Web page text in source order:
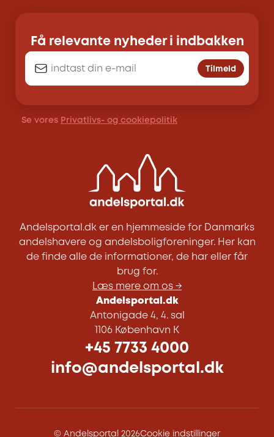
Få relevante nyheder i indbakken
Tilmeld
Se vores Privatlivs- og cookiepolitik
Andelsportal.dk er en hjemmeside for Danmarks
andelshavere og andelsboligforeninger. Her kan
de finde alle de informationer, de har eller får
brug for.
Læs mere om os →
Andelsportal.dk
Antonigade 4, 4. sal
1106 København K
+45 7733 4000
info@andelsportal.dk
© Andelsportal 2026Cookie indstillinger